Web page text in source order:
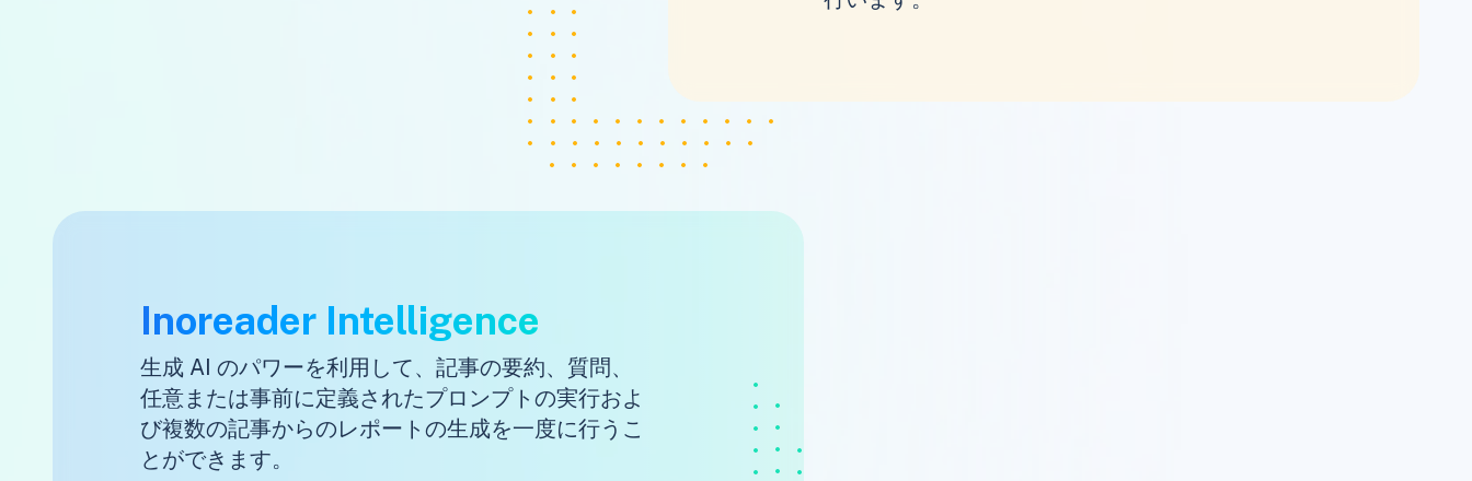
Inoreader Intelligence
生成 AI のパワーを利用して、記事の要約、質問、
任意または事前に定義されたプロンプトの実行およ
び複数の記事からのレポートの生成を一度に行うこ
とができます。